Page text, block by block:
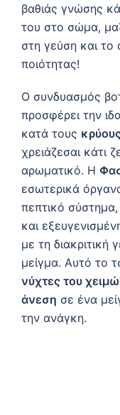
βαθιάς γνώσης
του στο σώμα,
στη γεύση και
ποιότητας!
Ο συνδυασμός
προσφέρει την
κατά τους
χρειάζεσαι κάτι
αρωματικό. Η
εσωτερικά
πεπτικό
και
με τη διακριτική
μείγμα. Αυτό το
νύχτες του
άνεση σε ένα
την ανάγκη.